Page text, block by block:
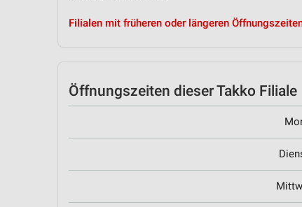
Filialen mit früheren oder längeren
Öffnungszeiten dieser Takko Filiale